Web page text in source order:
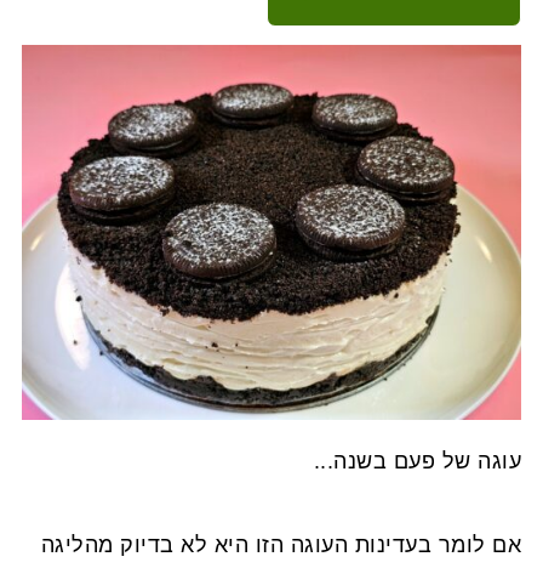
עוגה של פעם בשנה...
אם לומר בעדינות העוגה הזו היא לא בדיוק מהליגה